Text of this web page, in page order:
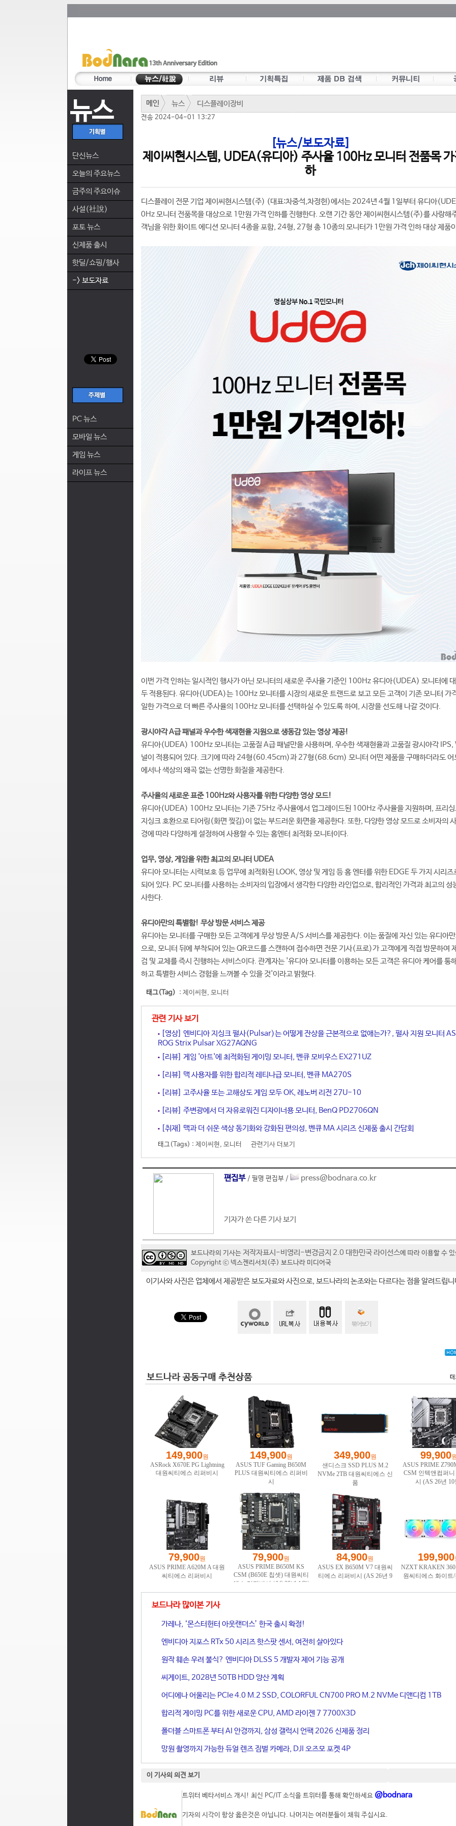
뉴스
단신뉴스
오늘의 주요뉴스
금주의 주요이슈
사설(社說)
포토 뉴스
신제품 출시
핫딜/쇼핑/행사
-> 보도자료
PC 뉴스
모바일 뉴스
게임 뉴스
라이프 뉴스
메인 뉴스 디스플레이장비
전송 2024-04-01 13:27
[뉴스/보도자료]
제이씨현시스템, UDEA(유디아) 주사율 100Hz 모니터 전품목 가
하
디스플레이 전문 기업 제이씨현시스템(주) (대표:차중석,차정헌)에서는 2024년 4월 1일부터 유디아
0Hz 모니터 전품목을 대상으로 1만원 가격 인하를 진행한다. 오랜 기간 동안 제이씨현시스템(주)를 사랑해
객님을 위한 화이트 에디션 모니터 4종을 포함, 24형, 27형 총 10종의 모니터가 1만원 가격 인하 대상 제품
이번 가격 인하는 일시적인 행사가 아닌 모니터의 새로운 주사율 기준인 100Hz 유디아(UDEA) 모니터에
두 적용된다. 유디아(UDEA)는 100Hz 모니터를 시장의 새로운 트랜드로 보고 모든 고객이 기존 모니터 가
일한 가격으로 더 빠른 주사율의 100Hz 모니터를 선택하실 수 있도록 하여, 시장을 선도해 나갈 것이다.
광시야각 A급 패널과 우수한 색재현율 지원으로 생동감 있는 영상 제공!
유디아(UDEA) 100Hz 모니터는 고품질 A급 패널만을 사용하며, 우수한 색재현율과 고품질 광시야각 IPS,
널이 적용되어 있다. 크기에 따라 24형(60.45cm)과 27형(68.6cm) 모니터 어떤 제품을 구매하더라도 어
에서나 색상의 왜곡 없는 선명한 화질을 제공한다.
주사율의 새로운 표준 100Hz와 사용자를 위한 다양한 영상 모드!
유디아(UDEA) 100Hz 모니터는 기존 75Hz 주사율에서 업그레이드된 100Hz 주사율을 지원하며, 프리
지싱크 호환으로 티어링(화면 찢김)이 없는 부드러운 화면을 제공한다. 또한, 다양한 영상 모드로 소비자의
경에 따라 다양하게 설정하여 사용할 수 있는 홈엔터 최적화 모니터이다.
업무, 영상, 게임을 위한 최고의 모니터 UDEA
유디아 모니터는 시력보호 등 업무에 최적화된 LOOK, 영상 및 게임 등 홈 엔터를 위한 EDGE 두 가지 시리즈
되어 있다. PC 모니터를 사용하는 소비자의 입장에서 생각한 다양한 라인업으로, 합리적인 가격과 최고의 성
사한다.
유디아만의 특별함! 무상 방문 서비스 제공
유디아는 모니터를 구매한 모든 고객에게 무상 방문 A/S 서비스를 제공한다. 이는 품질에 자신 있는 유디아
으로, 모니터 뒤에 부착되어 있는 QR코드를 스캔하여 접수하면 전문 기사(프로)가 고객에게 직접 방문하여
검 및 교체를 즉시 진행하는 서비스이다. 관계자는 '유디아 모니터를 이용하는 모든 고객은 유디아 케어를 통
하고 특별한 서비스 경험을 느껴볼 수 있을 것'이라고 밝혔다.
태그(Tag) : 제이씨현, 모니터
관련 기사 보기
[영상] 엔비디아 지싱크 펄사(Pulsar)는 어떻게 잔상을 근본적으로 없애는가?, 펄사 지원 모니터
ROG Strix Pulsar XG27AQNG
[리뷰] 게임 '아트'에 최적화된 게이밍 모니터, 벤큐 모비우스 EX271UZ
[리뷰] 맥 사용자를 위한 합리적 레티나급 모니터, 벤큐 MA270S
[리뷰] 고주사율 또는 고해상도 게임 모두 OK, 레노버 리전 27U-10
[리뷰] 주변광에서 더 자유로워진 디자이너용 모니터, BenQ PD2706QN
[취재] 맥과 더 쉬운 색상 동기화와 강화된 편의성, 벤큐 MA 시리즈 신제품 출시 간담회
태그(Tags) : 제이씨현, 모니터 관련기사 더보기
편집부 / 필명 편집부 / press@bodnara.co.kr
기자가 쓴 다른 기사 보기
보드나라의 기사는 저작자표시-비영리-변경금지 2.0 대한민국 라이선스에 따라 이용할 수
Copyright ⓒ 넥스젠리서치(주) 보드나라 미디어국
이기사와 사진은 업체에서 제공받은 보도자료와 사진으로, 보드나라의 논조와는 다르다는 점을 알려드립니
보드나라 많이본 기사
가레나, ‘몬스터헌터 아웃랜더스’ 한국 출시 확정!
엔비디아 지포스 RTx 50 시리즈 핫스팟 센서, 여전히 살아있다
원작 훼손 우려 불식? 엔비디아 DLSS 5 개발자 제어 기능 공개
씨게이트, 2028년 50TB HDD 양산 계획
어디에나 어울리는 PCIe 4.0 M.2 SSD, COLORFUL CN700 PRO M.2 NVMe 디앤디컴 1TB
합리적 게이밍 PC를 위한 새로운 CPU, AMD 라이젠 7 7700X3D
폴더블 스마트폰 부터 AI 안경까지, 삼성 갤럭시 언팩 2026 신제품 정리
망원 촬영까지 가능한 듀얼 렌즈 짐벌 카메라, DJI 오즈모 포켓 4P
이 기사의 의견 보기
트위터 베타서비스 개시! 최신 PC/IT 소식을 트위터를 통해 확인하세요 @bodnara
기자의 시각이 항상 옳은것은 아닙니다. 나머지는 여러분들이 채워 주십시요.